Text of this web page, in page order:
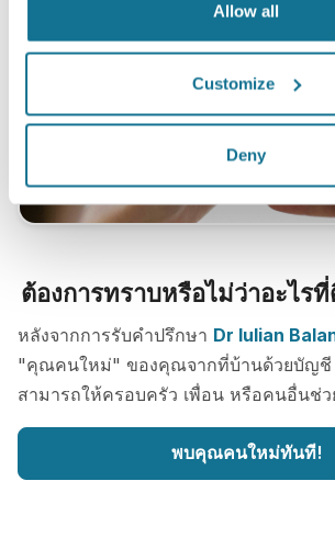
Allow all
Customize
Deny
ต้องการทราบหรือไม่ว่าอะไร
หลังจากการรับคำปรึกษา Dr Iulian
"คุณคนใหม่" ของคุณจากที่บ้านด้วยบัญชี
สามารถให้ครอบครัว เพื่อน หรือคนอื่นช่
พบคุณคนใหม่ทันที!